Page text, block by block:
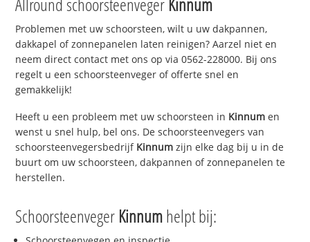
Problemen met uw schoorsteen, wilt u uw dakpannen,
dakkapel of zonnepanelen laten reinigen? Aarzel niet en
neem direct contact met ons op via 0562-228000. Bij ons
regelt u een schoorsteenveger of offerte snel en
gemakkelijk!
Heeft u een probleem met uw schoorsteen in Kinnum en
wenst u snel hulp, bel ons. De schoorsteenvegers van
schoorsteenvegersbedrijf Kinnum zijn elke dag bij u in de
buurt om uw schoorsteen, dakpannen of zonnepanelen te
herstellen.
Schoorsteenveger Kinnumhelpt bij: